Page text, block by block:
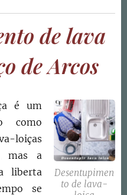
de lava
de Arcos
Desentupimen
to de lava-
é um
como
loiças
mas a
liberta
se